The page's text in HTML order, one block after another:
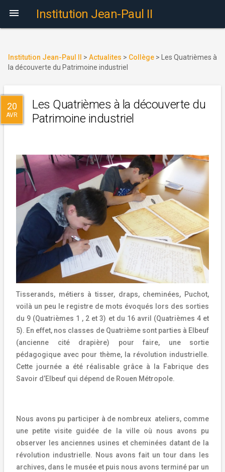
 Institution Jean-Paul II
Institution Jean-Paul II > Actualites > Collège >
Les Quatrièmes à
la découverte du Patrimoine industriel
20
AVR
Les Quatrièmes à la découverte du
Patrimoine industriel
Tisserands, métiers à tisser, draps, cheminées, Puchot,
voilà un peu le registre de mots évoqués lors des sorties
du 9 (Quatrièmes 1 , 2 et 3) et du 16 avril (Quatrièmes 4 et
5). En effet, nos classes de Quatrième sont parties à Elbeuf
(ancienne cité drapière) pour faire, une sortie
pédagogique avec pour thème, la révolution industrielle.
Cette journée a été réalisable grâce à la Fabrique des
Savoir d’Elbeuf qui dépend de Rouen Métropole.
Nous avons pu participer à de nombreux ateliers, comme
une petite visite guidée de la ville où nous avons pu
observer les anciennes usines et cheminées datant de la
révolution industrielle. Nous avons fait un tour dans les
archives, dans le musée et puis nous avons terminé par un